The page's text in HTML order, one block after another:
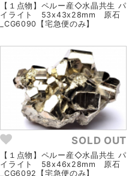
【１点物】ペルー産◇水晶共生 パ
イライト 53x43x28mm 原石
_CG6090【宅急便のみ】
SOLD OUT
【１点物】ペルー産◇水晶共生 パ
イライト 58x46x28mm 原石
_CG6092【宅急便のみ】